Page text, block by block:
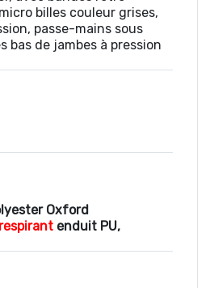
billes couleur grises,
passe-mains sous
bas de jambes à pression
Oxford
enduit PU,